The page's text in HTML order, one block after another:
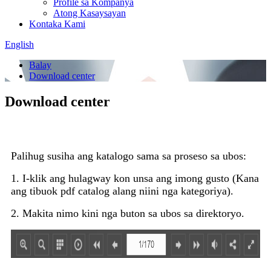
Profile sa Kompanya
Atong Kasaysayan
Kontaka Kami
English
Balay
Download center
Download center
Palihug susiha ang katalogo sama sa proseso sa ubos:
1. I-klik ang hulagway kon unsa ang imong gusto (Kana
ang tibuok pdf catalog alang niini nga kategoriya).
2. Makita nimo kini nga buton sa ubos sa direktoryo.